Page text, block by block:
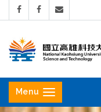
立
高
Menu